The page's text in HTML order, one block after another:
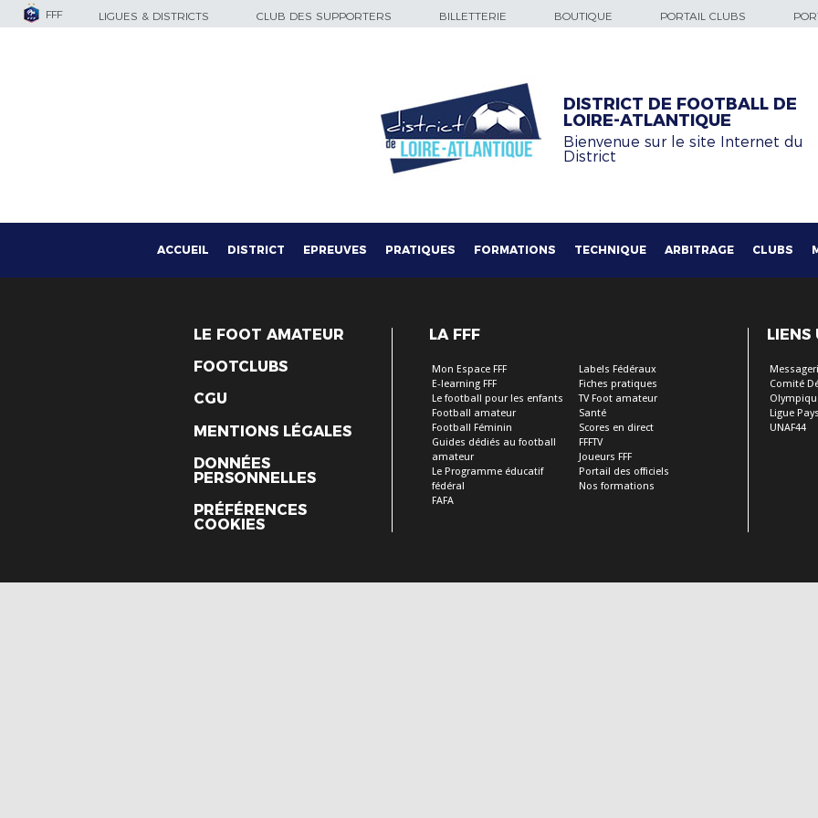
FFF LIGUES & DISTRICTS CLUB DES SUPPORTERS BILLETTERIE BOUTIQUE PORTAIL CLUBS
DISTRICT DE FOOTBALL DE
LOIRE-ATLANTIQUE
Bienvenue sur le site Internet du
District
ACCUEIL DISTRICT EPREUVES PRATIQUES FORMATIONS TECHNIQUE ARBITRAGE CLUBS
LE FOOT AMATEUR
FOOTCLUBS
CGU
MENTIONS LÉGALES
DONNÉES
PERSONNELLES
PRÉFÉRENCES
COOKIES
LA FFF
Mon Espace FFF
E-learning FFF
Le football pour les enfants
Football amateur
Football Féminin
Guides dédiés au football
amateur
Le Programme éducatif
fédéral
FAFA
Labels Fédéraux
Fiches pratiques
TV Foot amateur
Santé
Scores en direct
FFFTV
Joueurs FFF
Portail des officiels
Nos formations
LIENS
Comité
Ligue
UNAF44